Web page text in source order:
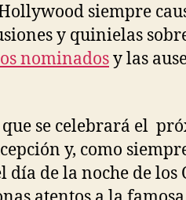
siempre
y quinielas
nominadosy las
que se celebrará el
y, como
de la noche de los